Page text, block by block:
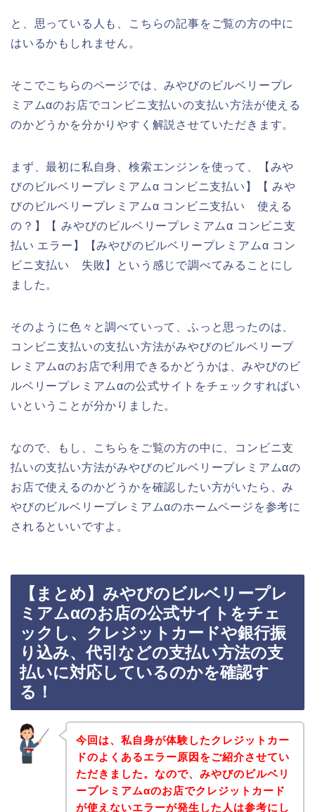
と、思っている人も、こちらの記事をご覧の方の中に
はいるかもしれません。
そこでこちらのページでは、みやびのビルベリープレ
ミアムαのお店でコンビニ支払いの支払い方法が使える
のかどうかを分かりやすく解説させていただきます。
まず、最初に私自身、検索エンジンを使って、【みや
びのビルベリープレミアムα コンビニ支払い】【 みや
びのビルベリープレミアムα コンビニ支払い 使える
の？】【 みやびのビルベリープレミアムα コンビニ支
払い エラー】【みやびのビルベリープレミアムα コン
ビニ支払い 失敗】という感じで調べてみることにし
ました。
そのように色々と調べていって、ふっと思ったのは、
コンビニ支払いの支払い方法がみやびのビルベリープ
レミアムαのお店で利用できるかどうかは、みやびのビ
ルベリープレミアムαの公式サイトをチェックすればい
いということが分かりました。
なので、もし、こちらをご覧の方の中に、コンビニ支
払いの支払い方法がみやびのビルベリープレミアムαの
お店で使えるのかどうかを確認したい方がいたら、み
やびのビルベリープレミアムαのホームページを参考に
されるといいですよ。
【まとめ】みやびのビルベリープレ
ミアムαのお店の公式サイトをチェ
ックし、クレジットカードや銀行振
り込み、代引などの支払い方法の支
払いに対応しているのかを確認す
る！
今回は、私自身が体験したクレジットカー
ドのよくあるエラー原因をご紹介させてい
ただきました。なので、みやびのビルベリ
ープレミアムαのお店でクレジットカード
が使えないエラーが発生した人は参考にし